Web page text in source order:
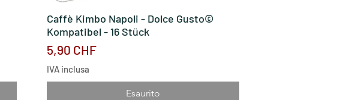
Vista rapida
Caffè Kimbo Napoli - Dolce Gusto©
Kompatibel - 16 Stück
Prezzo
5,90 CHF
IVA inclusa
Esaurito